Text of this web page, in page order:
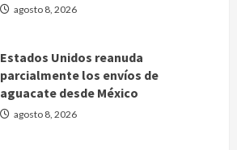
agosto 8, 2026
Estados Unidos reanuda
parcialmente los envíos de
aguacate desde México
agosto 8, 2026